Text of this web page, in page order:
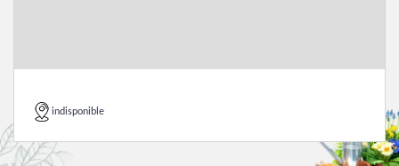
indisponible